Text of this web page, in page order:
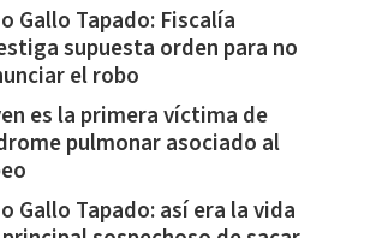
Gallo Tapado: Fiscalía
supuesta orden para no
el robo
es la primera víctima de
pulmonar asociado al
Gallo Tapado: así era la vida